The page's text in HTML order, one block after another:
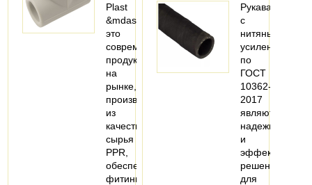
Plast
&mdash;
это
современный
продукт
на
рынке,
производимый
из
качественного
сырья
PPR,
обеспечивающего
фитингам
Рукава
с
нитяным
усилением
по
ГОСТ
10362-
2017
являются
надежным
и
эффективным
решением
для